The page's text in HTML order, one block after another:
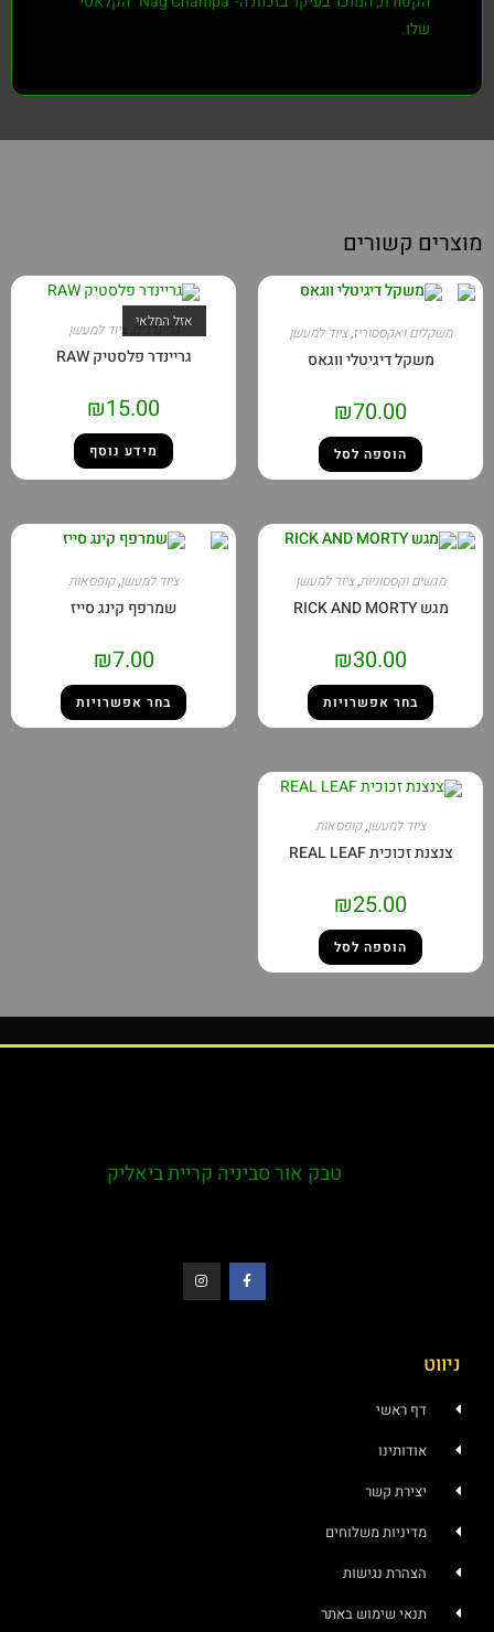
שלו.
קשורים
משקלים ואקססוריז,ציוד למעשן
משקל דיגיטלי ווגאס
₪70.00
הוספה לסל
אזל המלאי
גריינדרים,ציוד למעשן
גריינדר פלסטיק RAW
₪15.00
מידע נוסף
מגשים וקססוניות,ציוד למעשן
מגש RICK AND MORTY
₪30.00
בחר אפשרויות
ציוד למעשן,קופסאות
שמרפף קינג סייז
₪7.00
בחר אפשרויות
ציוד למעשן,קופסאות
צנצנת זכוכית REAL LEAF
₪25.00
הוספה לסל
טבק אור סביניה קריית ביאליק
ניווט
דף ראשי
אודותינו
יצירת קשר
מדיניות משלוחים
הצהרת נגישות
תנאי שימוש באתר